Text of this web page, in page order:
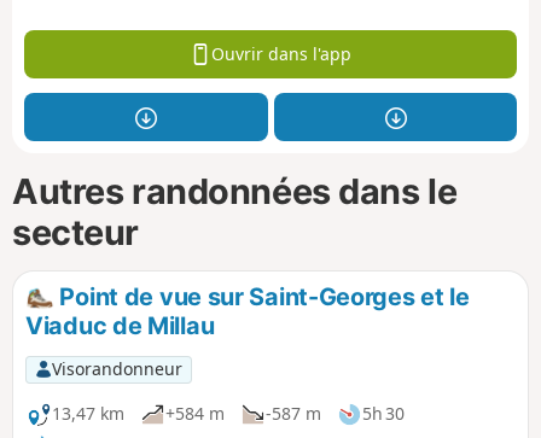
Ouvrir dans l'app
Autres randonnées dans le
secteur
Point de vue sur Saint-Georges et le
Viaduc de Millau
Visorandonneur
13,47 km
+584 m -587 m
5h 30